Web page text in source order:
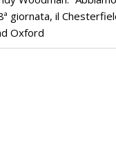
giornata, il
Oxford